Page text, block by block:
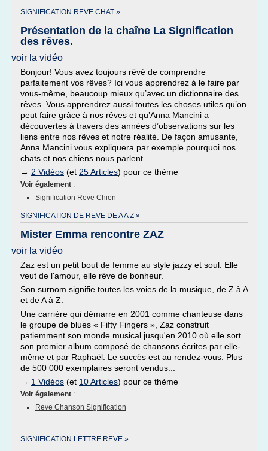
SIGNIFICATION REVE CHAT »
Présentation de la chaîne La Signification
des rêves.
voir la vidéo
Bonjour! Vous avez toujours rêvé de comprendre
parfaitement vos rêves? Ici vous apprendrez à le faire par
vous-même, beaucoup mieux qu’avec un dictionnaire des
rêves. Vous apprendrez aussi toutes les choses utiles qu’on
peut faire grâce à nos rêves et qu’Anna Mancini a
découvertes à travers des années d’observations sur les
liens entre nos rêves et notre réalité. De façon amusante,
Anna Mancini vous expliquera par exemple pourquoi nos
chats et nos chiens nous parlent...
→ 2 Vidéos (et 25 Articles) pour ce thème
Voir également :
Signification Reve Chien
SIGNIFICATION DE REVE DE A A Z »
Mister Emma rencontre ZAZ
voir la vidéo
Zaz est un petit bout de femme au style jazzy et soul. Elle
veut de l'amour, elle rêve de bonheur.
Son surnom signifie toutes les voies de la musique, de Z à A
et de A à Z.
Une carrière qui démarre en 2001 comme chanteuse dans
le groupe de blues « Fifty Fingers », Zaz construit
patiemment son monde musical jusqu'en 2010 où elle sort
son premier album composé de chansons écrites par elle-
même et par Raphaël. Le succès est au rendez-vous. Plus
de 500 000 exemplaires seront vendus...
→ 1 Vidéos (et 10 Articles) pour ce thème
Voir également :
Reve Chanson Signification
SIGNIFICATION LETTRE REVE »